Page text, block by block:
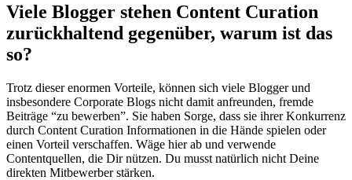
Viele Blogger stehen Content Curation
zurückhaltend gegenüber, warum ist das
so?
Trotz dieser enormen Vorteile, können sich viele Blogger und
insbesondere Corporate Blogs nicht damit anfreunden, fremde
Beiträge “zu bewerben”. Sie haben Sorge, dass sie ihrer Konkurrenz
durch Content Curation Informationen in die Hände spielen oder
einen Vorteil verschaffen. Wäge hier ab und verwende
Contentquellen, die Dir nützen. Du musst natürlich nicht Deine
direkten Mitbewerber stärken.